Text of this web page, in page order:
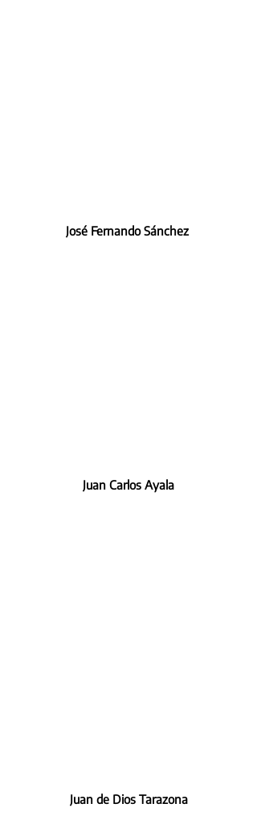
José Fernando Sánchez
Juan Carlos Ayala
Juan de Dios Tarazona